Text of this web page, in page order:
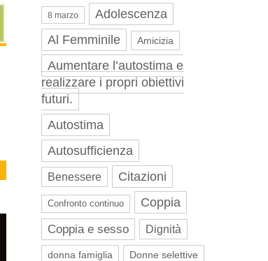
8 marzo
Adolescenza
Al Femminile
Amicizia
Aumentare l’autostima e
realizzare i propri obiettivi
futuri.
Autostima
Autosufficienza
Benessere Citazioni
Confronto continuo Coppia
Coppia e sesso Dignità
donna famiglia Donne selettive